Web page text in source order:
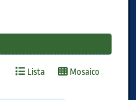
Lista Mosaico